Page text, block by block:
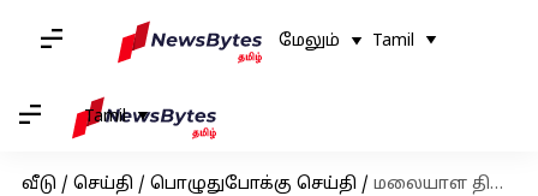
மேலும் Tamil
Tamil
வீடு / செய்தி / பொழுதுபோக்கு செய்தி / மலையாள திரையுலகம்